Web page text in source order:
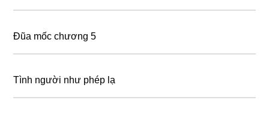
Đũa mốc chương 5
Tình người như phép lạ